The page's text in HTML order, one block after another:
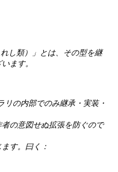
類）」とは、その型を継
ます。
の内部でのみ継承・実装・
の意図せぬ拡張を防ぐので
す。曰く：